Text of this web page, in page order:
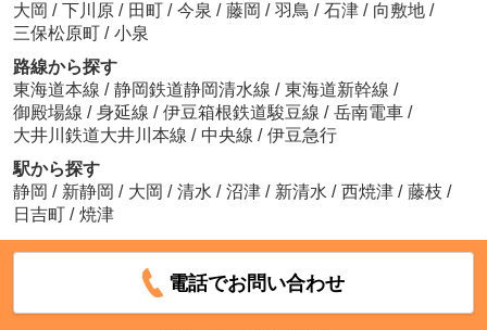
大岡 / 下川原 / 田町 / 今泉 / 藤岡 / 羽鳥 / 石津 / 向敷地 /
三保松原町 / 小泉
路線から探す
東海道本線 / 静岡鉄道静岡清水線 / 東海道新幹線 /
御殿場線 / 身延線 / 伊豆箱根鉄道駿豆線 / 岳南電車 /
大井川鉄道大井川本線 / 中央線 / 伊豆急行
駅から探す
静岡 / 新静岡 / 大岡 / 清水 / 沼津 / 新清水 / 西焼津 / 藤枝 /
日吉町
/ 焼津
電話でお問い合わせ